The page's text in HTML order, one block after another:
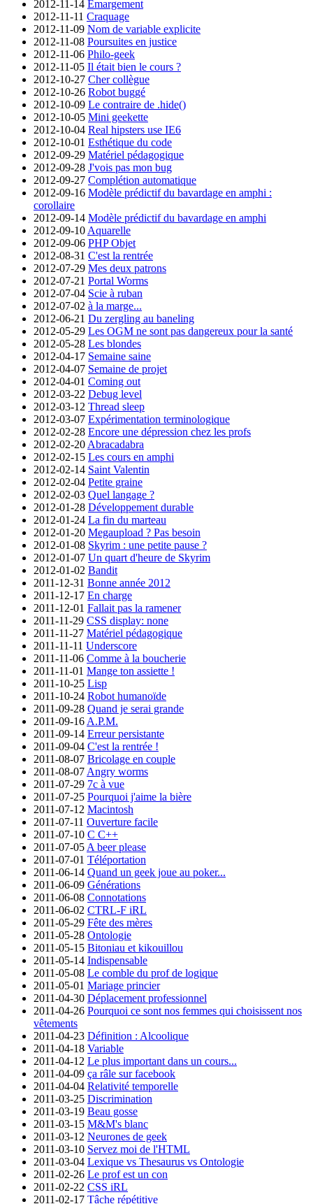
2012-11-14 Emargement
2012-11-11 Craquage
2012-11-09 Nom de variable explicite
2012-11-08 Poursuites en justice
2012-11-06 Philo-geek
2012-11-05 Il était bien le cours ?
2012-10-27 Cher collègue
2012-10-26 Robot buggé
2012-10-09 Le contraire de .hide()
2012-10-05 Mini geekette
2012-10-04 Real hipsters use IE6
2012-10-01 Esthétique du code
2012-09-29 Matériel pédagogique
2012-09-28 J'vois pas mon bug
2012-09-27 Complétion automatique
2012-09-16 Modèle prédictif du bavardage en amphi :
corollaire
2012-09-14 Modèle prédictif du bavardage en amphi
2012-09-10 Aquarelle
2012-09-06 PHP Objet
2012-08-31 C'est la rentrée
2012-07-29 Mes deux patrons
2012-07-21 Portal Worms
2012-07-04 Scie à ruban
2012-07-02 à la marge...
2012-06-21 Du zergling au baneling
2012-05-29 Les OGM ne sont pas dangereux pour la santé
2012-05-28 Les blondes
2012-04-17 Semaine saine
2012-04-07 Semaine de projet
2012-04-01 Coming out
2012-03-22 Debug level
2012-03-12 Thread sleep
2012-03-07 Expérimentation terminologique
2012-02-28 Encore une dépression chez les profs
2012-02-20 Abracadabra
2012-02-15 Les cours en amphi
2012-02-14 Saint Valentin
2012-02-04 Petite graine
2012-02-03 Quel langage ?
2012-01-28 Développement durable
2012-01-24 La fin du marteau
2012-01-20 Megaupload ? Pas besoin
2012-01-08 Skyrim : une petite pause ?
2012-01-07 Un quart d'heure de Skyrim
2012-01-02 Bandit
2011-12-31 Bonne année 2012
2011-12-17 En charge
2011-12-01 Fallait pas la ramener
2011-11-29 CSS display: none
2011-11-27 Matériel pédagogique
2011-11-11 Underscore
2011-11-06 Comme à la boucherie
2011-11-01 Mange ton assiette !
2011-10-25 Lisp
2011-10-24 Robot humanoïde
2011-09-28 Quand je serai grande
2011-09-16 A.P.M.
2011-09-14 Erreur persistante
2011-09-04 C'est la rentrée !
2011-08-07 Bricolage en couple
2011-08-07 Angry worms
2011-07-29 7c à vue
2011-07-25 Pourquoi j'aime la bière
2011-07-12 Macintosh
2011-07-11 Ouverture facile
2011-07-10 C C++
2011-07-05 A beer please
2011-07-01 Téléportation
2011-06-14 Quand un geek joue au poker...
2011-06-09 Générations
2011-06-08 Connotations
2011-06-02 CTRL-F iRL
2011-05-29 Fête des mères
2011-05-28 Ontologie
2011-05-15 Bitoniau et kikouillou
2011-05-14 Indispensable
2011-05-08 Le comble du prof de logique
2011-05-01 Mariage princier
2011-04-30 Déplacement professionnel
2011-04-26 Pourquoi ce sont nos femmes qui choisissent nos
vêtements
2011-04-23 Définition : Alcoolique
2011-04-18 Variable
2011-04-12 Le plus important dans un cours...
2011-04-09 ça râle sur facebook
2011-04-04 Relativité temporelle
2011-03-25 Discrimination
2011-03-19 Beau gosse
2011-03-15 M&M's blanc
2011-03-12 Neurones de geek
2011-03-10 Servez moi de l'HTML
2011-03-04 Lexique vs Thesaurus vs Ontologie
2011-02-26 Le prof est un con
2011-02-22 CSS iRL
2011-02-17 Tâche répétitive